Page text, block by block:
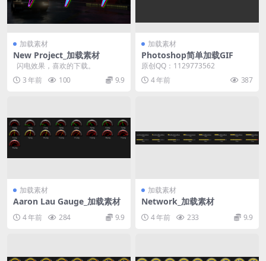
加载素材
New Project_加载素材
闪电效果，喜欢的下载。
3 年前
100 9.9
加载素材
Photoshop简单加载GIF
原创QQ：1129773562
4 年前
387
加载素材
Aaron Lau Gauge_加载素材
4 年前 284 9.9
加载素材
Network_加载素材
4 年前 233 9.9